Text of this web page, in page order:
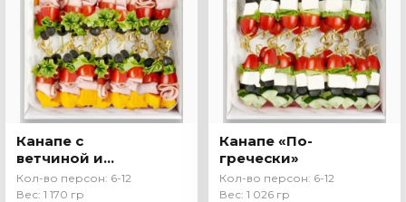
Канапе c
ветчиной и
сыром Чеддер
Кол-во персон: 6-12
Вес: 1 170 гр
Канапе «По-
гречески»
Кол-во персон: 6-12
Вес: 1 026 гр